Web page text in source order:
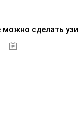
можно сделать